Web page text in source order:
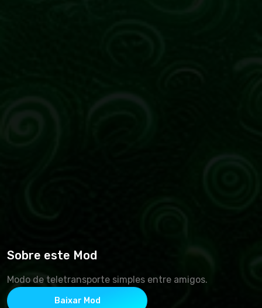
Sobre este Mod
Modo de teletransporte simples entre amigos.
Baixar Mod